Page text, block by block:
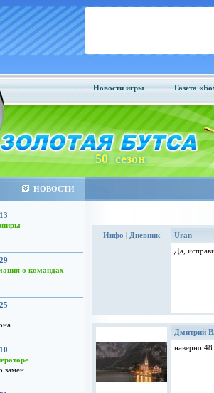
Новости игры Газета
50 сезон
НОВОСТИ
о командах
замен
Инфо | Дневник
Uran
Да,
Дмитрий
наверно 48